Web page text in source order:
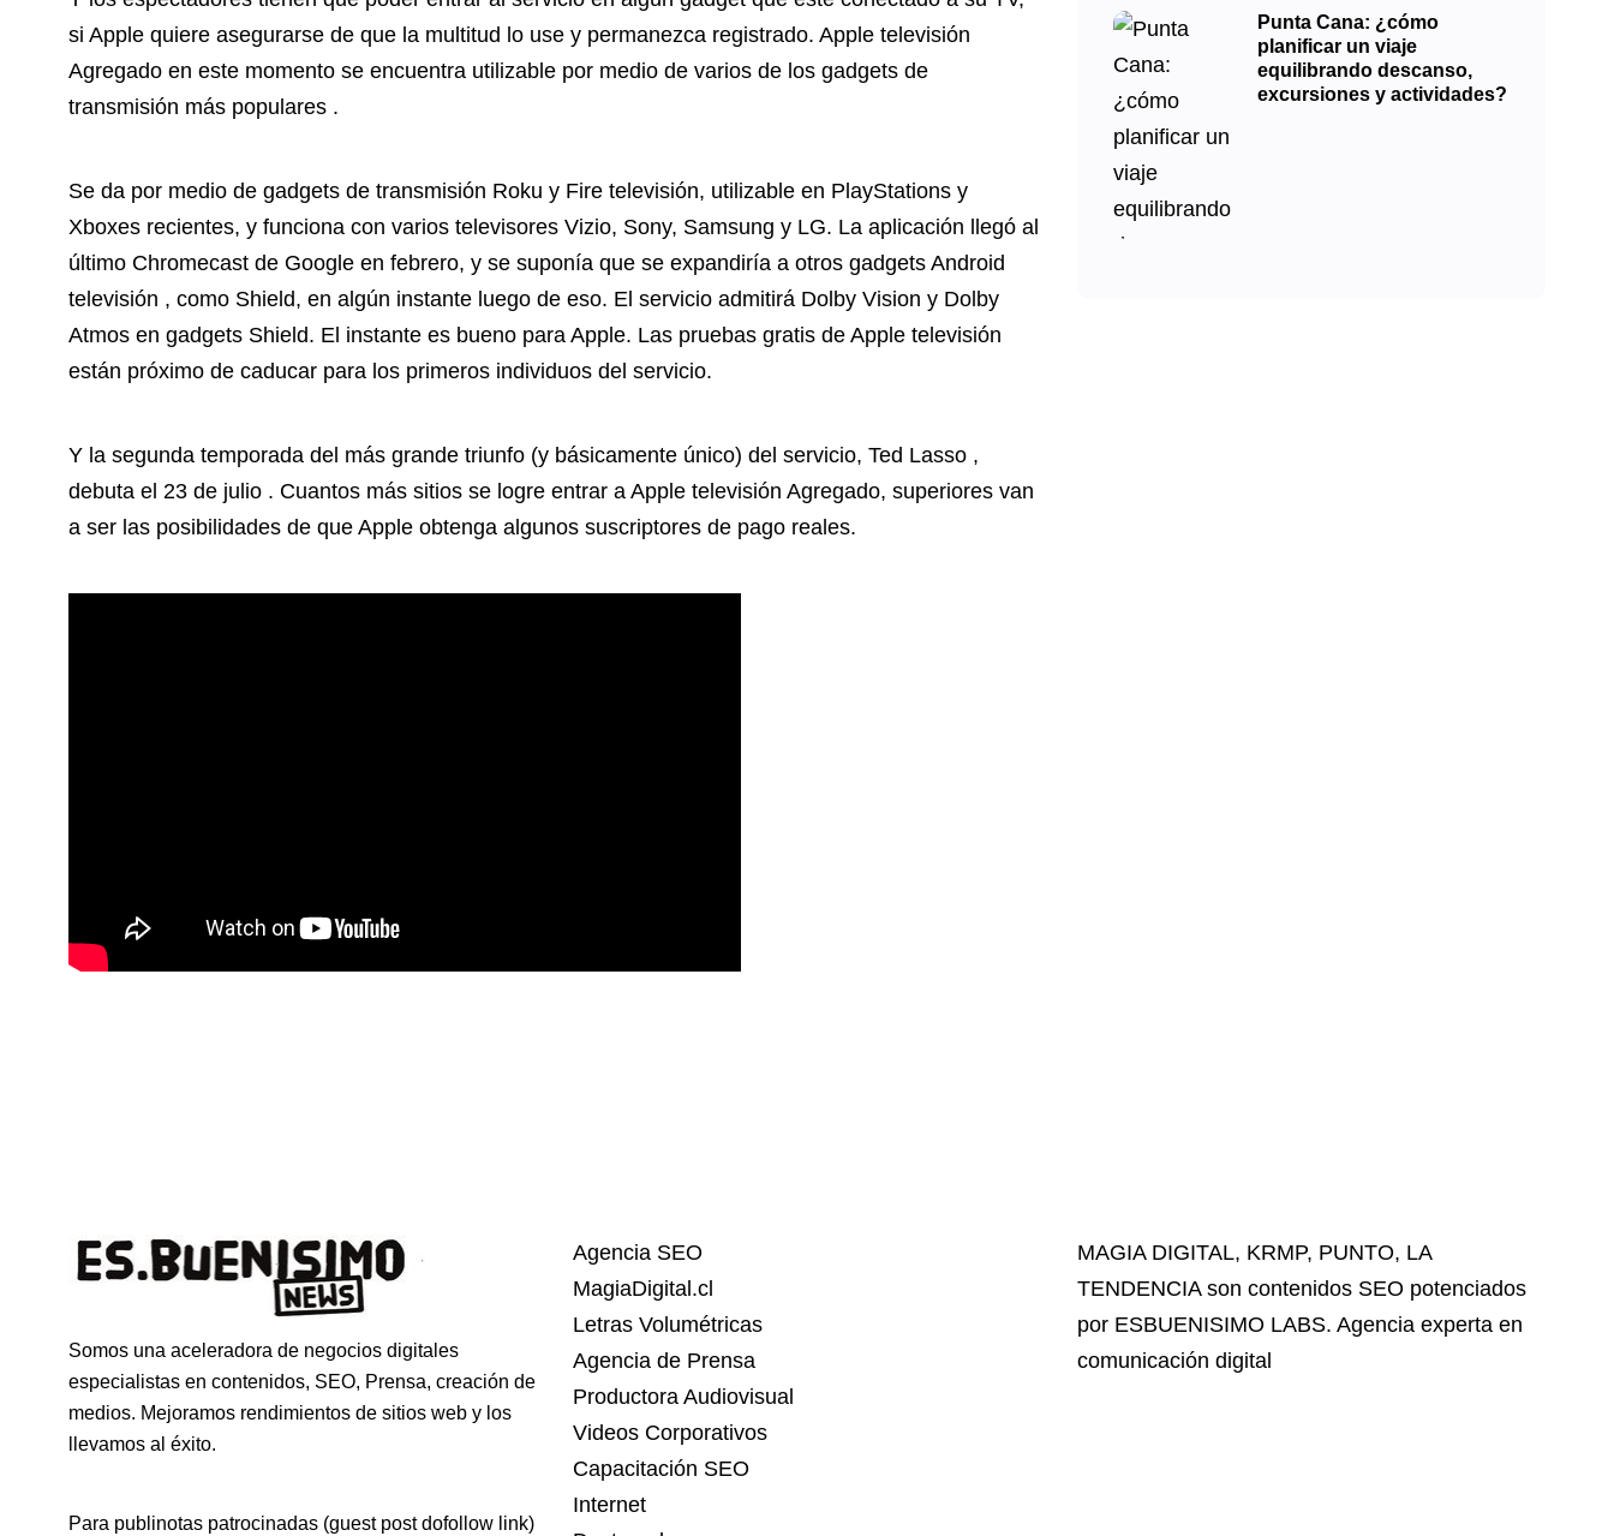
si Apple quiere asegurarse de que la multitud lo use y permanezca registrado. Apple televisión
Agregado en este momento se encuentra utilizable por medio de varios de los gadgets de
transmisión más populares .
Se da por medio de gadgets de transmisión Roku y Fire televisión, utilizable en PlayStations y
Xboxes recientes, y funciona con varios televisores Vizio, Sony, Samsung y LG. La aplicación llegó al
último Chromecast de Google en febrero, y se suponía que se expandiría a otros gadgets Android
televisión , como Shield, en algún instante luego de eso. El servicio admitirá Dolby Vision y Dolby
Atmos en gadgets Shield. El instante es bueno para Apple. Las pruebas gratis de Apple televisión
están próximo de caducar para los primeros individuos del servicio.
Y la segunda temporada del más grande triunfo (y básicamente único) del servicio, Ted Lasso ,
debuta el 23 de julio . Cuantos más sitios se logre entrar a Apple televisión Agregado, superiores van
a ser las posibilidades de que Apple obtenga algunos suscriptores de pago reales.
Punta Cana: ¿cómo
planificar un viaje
equilibrando descanso,
excursiones y actividades?
Somos una aceleradora de negocios digitales
especialistas en contenidos, SEO, Prensa, creación de
medios. Mejoramos rendimientos de sitios web y los
llevamos al éxito.
Para publinotas patrocinadas (guest post dofollow link)
Agencia SEO
MagiaDigital.cl
Letras Volumétricas
Agencia de Prensa
Productora Audiovisual
Videos Corporativos
Capacitación SEO
Internet
MAGIA DIGITAL, KRMP, PUNTO, LA
TENDENCIAson contenidos SEO potenciados
por ESBUENISIMO LABS. Agencia experta en
comunicación digital